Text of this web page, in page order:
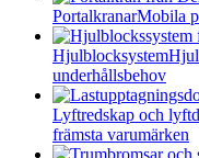
PortalkranarMobila
Hjulblocksystem
underhållsbehov
Lyftredskap och
främsta varumärken